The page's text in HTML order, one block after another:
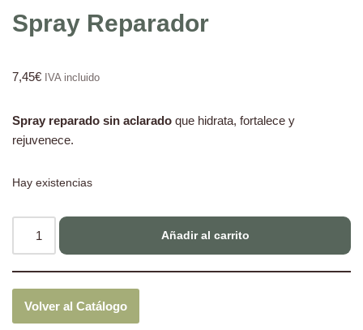
Spray Reparador
7,45€ IVA incluido
Spray reparado sin aclarado que hidrata, fortalece y
rejuvenece.
Hay existencias
Añadir al carrito
Volver al Catálogo